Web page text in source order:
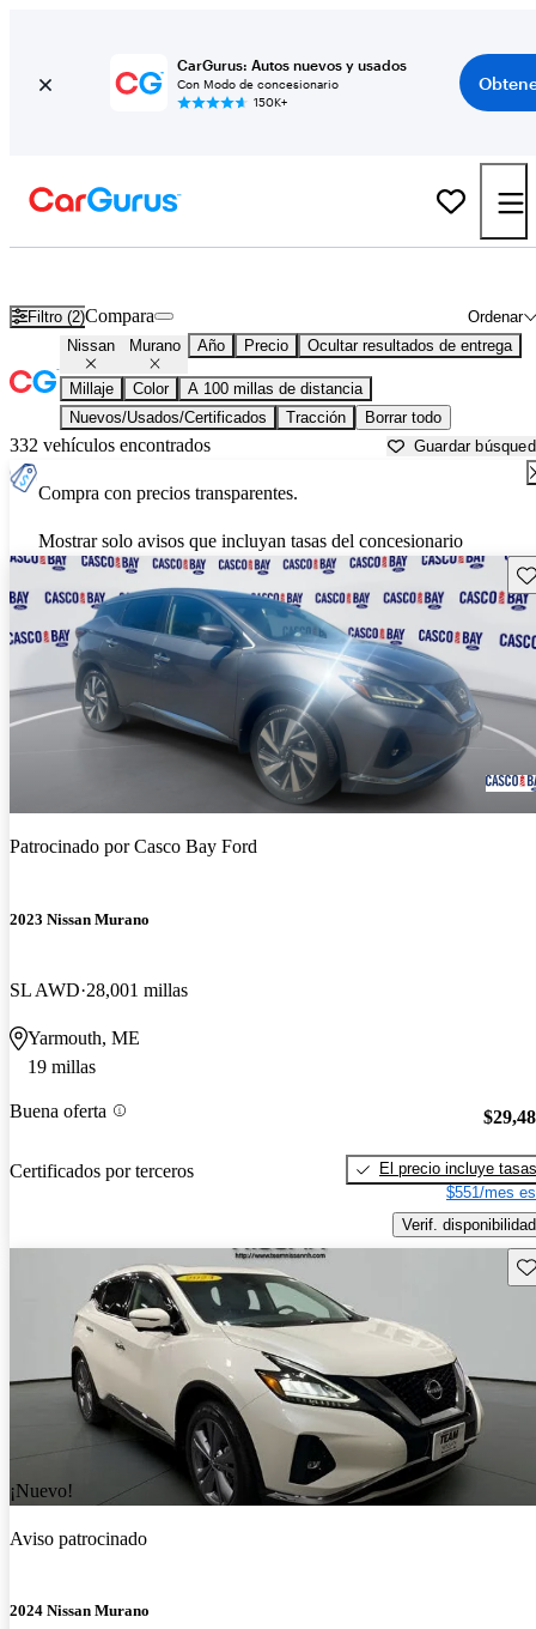
CarGurus: Autos nuevos y usados
Con Modo de concesionario
150K+
Filtro (2) Ordenar
Compara
Nissan Murano Año Precio Ocultar resultados de entrega
Millaje Color
A 100 millas de distancia
Nuevos/Usados/Certificados
Tracción Borrar todo
332 vehículos encontrados Guardar
Compra con precios transparentes.
Mostrar solo avisos que incluyan tasas del concesionario
Patrocinado porCasco Bay Ford
2023 Nissan Murano
SL AWD 28,001 millas
Yarmouth, ME
19 millas
Buena oferta
Certificados por terceros
El precio incluye tasas
$551/mes
Verif. disponibilidad
¡Nuevo!
Aviso patrocinado
2024 Nissan Murano